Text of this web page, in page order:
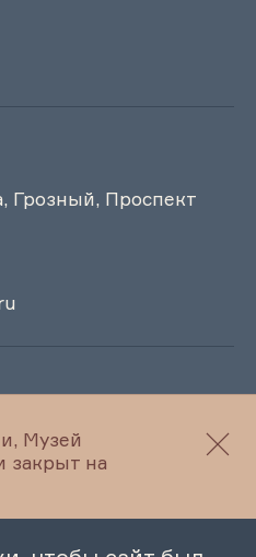
Грозный, Проспект
Музей
закрыт на